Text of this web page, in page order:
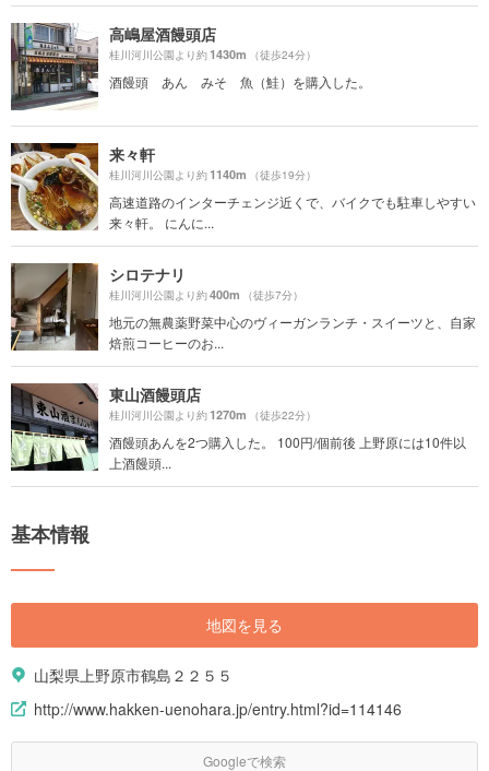
高嶋屋酒饅頭店
桂川河川公園より約1430m （徒歩24分）
酒饅頭 あん みそ 魚（鮭）を購入した。
来々軒
桂川河川公園より約1140m （徒歩19分）
高速道路のインターチェンジ近くで、バイクでも駐車しやすい
来々軒。 にんに...
シロテナリ
桂川河川公園より約400m （徒歩7分）
地元の無農薬野菜中心のヴィーガンランチ・スイーツと、自家
焙煎コーヒーのお...
東山酒饅頭店
桂川河川公園より約1270m （徒歩22分）
酒饅頭あんを2つ購入した。 100円/個前後 上野原には10件以
上酒饅頭...
基本情報
地図を見る
山梨県上野原市鶴島２２５５
http://www.hakken-uenohara.jp/entry.html?id=114146
Googleで検索